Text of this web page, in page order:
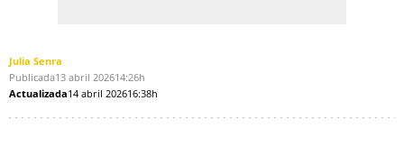
Julia Senra
Publicada13 abril 202614:26h
Actualizada14 abril 202616:38h